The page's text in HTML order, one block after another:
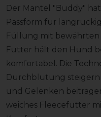
Der Mantel "Buddy"
Passform für
Füllung mit
Futter hält den Hund
komfortabel. Die
Durchblutung
und Gelenken
weiches Fleecefutter